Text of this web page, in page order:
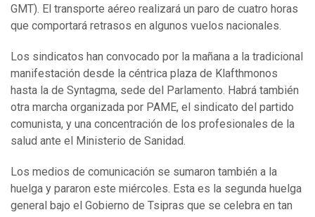
GMT). El transporte aéreo realizará un paro de cuatro horas
que comportará retrasos en algunos vuelos nacionales.
Los sindicatos han convocado por la mañana a la tradicional
manifestación desde la céntrica plaza de Klafthmonos
hasta la de Syntagma, sede del Parlamento. Habrá también
otra marcha organizada por PAME, el sindicato del partido
comunista, y una concentración de los profesionales de la
salud ante el Ministerio de Sanidad.
Los medios de comunicación se sumaron también a la
huelga y pararon este miércoles. Esta es la segunda huelga
general bajo el Gobierno de Tsipras que se celebra en tan